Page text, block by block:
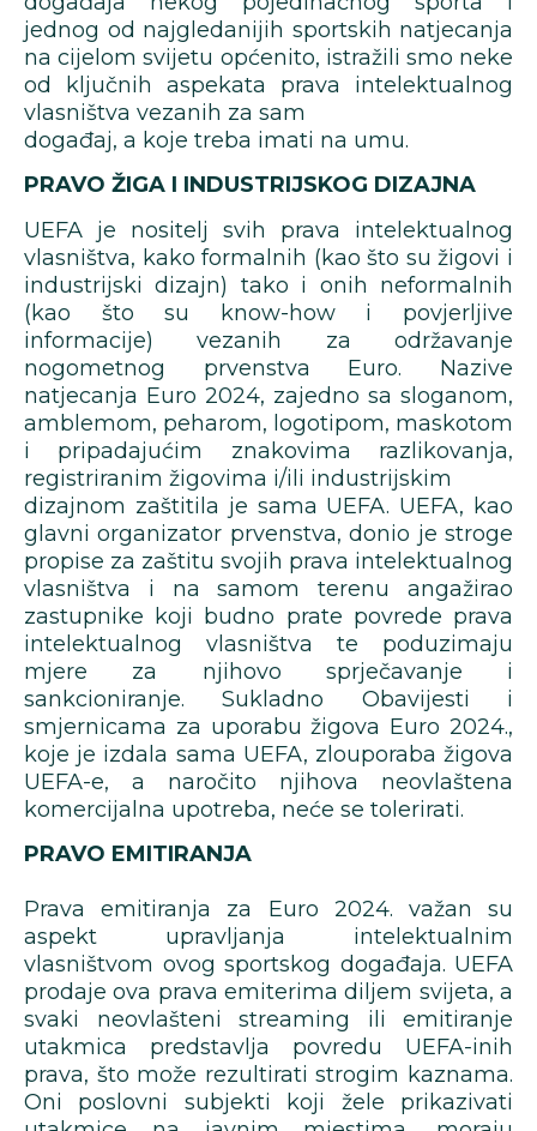
jednog od najgledanijih sportskih natjecanja
na cijelom svijetu općenito, istražili smo neke
od ključnih aspekata prava intelektualnog
vlasništva vezanih za sam
događaj, a koje treba imati na umu.
PRAVO ŽIGA I INDUSTRIJSKOG DIZAJNA
UEFA je nositelj svih prava intelektualnog
vlasništva, kako formalnih (kao što su žigovi i
industrijski dizajn) tako i onih neformalnih
(kao što su know-how i povjerljive
informacije) vezanih za održavanje
nogometnog prvenstva Euro. Nazive
natjecanja Euro 2024, zajedno sa sloganom,
amblemom, peharom, logotipom, maskotom
i pripadajućim znakovima razlikovanja,
registriranim žigovima i/ili industrijskim
dizajnom zaštitila je sama UEFA. UEFA, kao
glavni organizator prvenstva, donio je stroge
propise za zaštitu svojih prava intelektualnog
vlasništva i na samom terenu angažirao
zastupnike koji budno prate povrede prava
intelektualnog vlasništva te poduzimaju
mjere za njihovo sprječavanje i
sankcioniranje. Sukladno Obavijesti i
smjernicama za uporabu žigova Euro 2024.,
koje je izdala sama UEFA, zlouporaba žigova
UEFA-e, a naročito njihova neovlaštena
komercijalna upotreba, neće se tolerirati.
PRAVO EMITIRANJA
Prava emitiranja za Euro 2024. važan su
aspekt upravljanja intelektualnim
vlasništvom ovog sportskog događaja. UEFA
prodaje ova prava emiterima diljem svijeta, a
svaki neovlašteni streaming ili emitiranje
utakmica predstavlja povredu UEFA-inih
prava, što može rezultirati strogim kaznama.
Oni poslovni subjekti koji žele prikazivati